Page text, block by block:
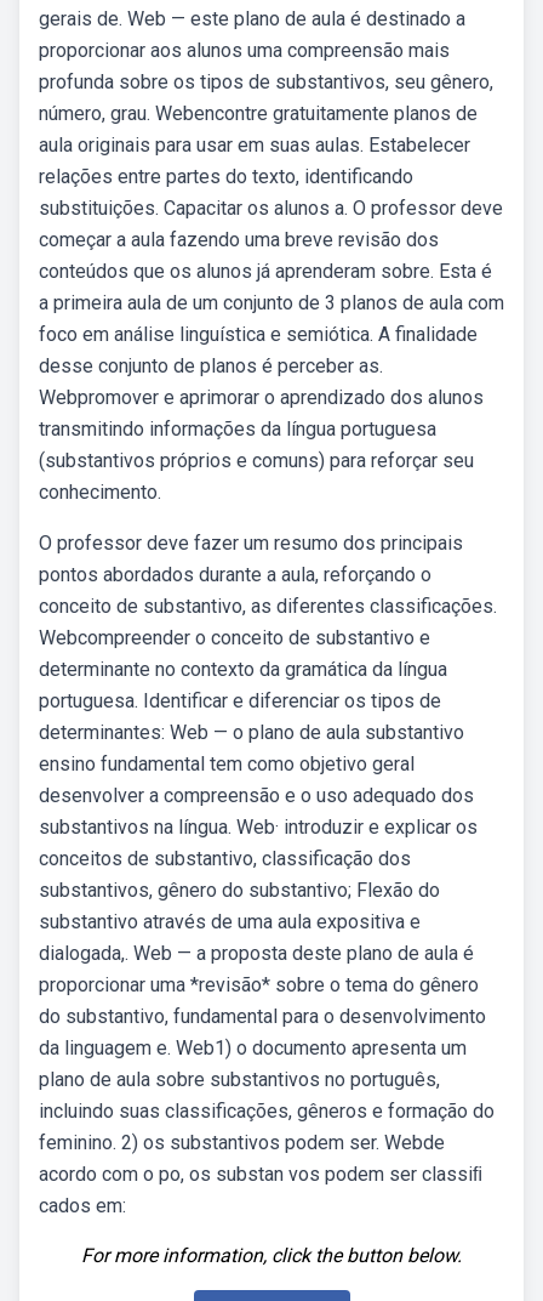
gerais de. Web — este plano de aula é destinado a
proporcionar aos alunos uma compreensão mais
profunda sobre os tipos de substantivos, seu gênero,
número, grau. Webencontre gratuitamente planos de
aula originais para usar em suas aulas. Estabelecer
relações entre partes do texto, identificando
substituições. Capacitar os alunos a. O professor deve
começar a aula fazendo uma breve revisão dos
conteúdos que os alunos já aprenderam sobre. Esta é
a primeira aula de um conjunto de 3 planos de aula com
foco em análise linguística e semiótica. A finalidade
desse conjunto de planos é perceber as.
Webpromover e aprimorar o aprendizado dos alunos
transmitindo informações da língua portuguesa
(substantivos próprios e comuns) para reforçar seu
conhecimento.
O professor deve fazer um resumo dos principais
pontos abordados durante a aula, reforçando o
conceito de substantivo, as diferentes classificações.
Webcompreender o conceito de substantivo e
determinante no contexto da gramática da língua
portuguesa. Identificar e diferenciar os tipos de
determinantes: Web — o plano de aula substantivo
ensino fundamental tem como objetivo geral
desenvolver a compreensão e o uso adequado dos
substantivos na língua. Web· introduzir e explicar os
conceitos de substantivo, classificação dos
substantivos, gênero do substantivo; Flexão do
substantivo através de uma aula expositiva e
dialogada,. Web — a proposta deste plano de aula é
proporcionar uma *revisão* sobre o tema do gênero
do substantivo, fundamental para o desenvolvimento
da linguagem e. Web1) o documento apresenta um
plano de aula sobre substantivos no português,
incluindo suas classificações, gêneros e formação do
feminino. 2) os substantivos podem ser. Webde
acordo com o po, os substan vos podem ser classiﬁ
cados em:
For more information, click the button below.